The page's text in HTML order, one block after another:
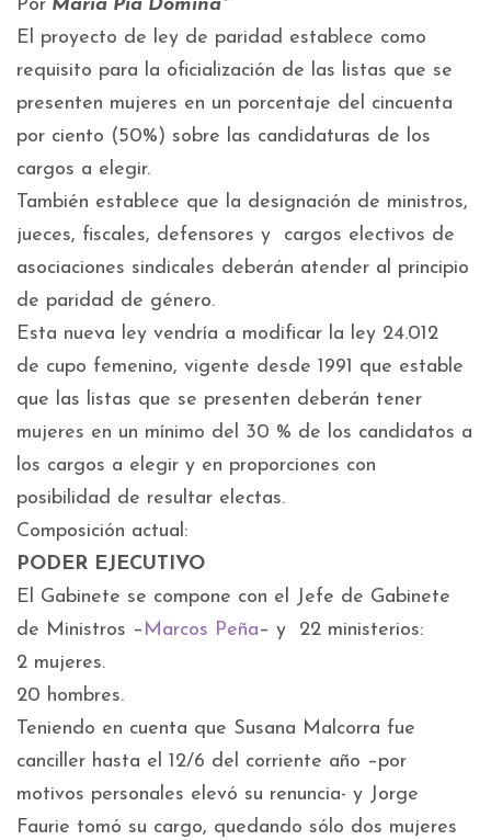
Por María Pía Dómina*
El proyecto de ley de paridad establece como
requisito para la oficialización de las listas que se
presenten mujeres en un porcentaje del cincuenta
por ciento (50%) sobre las candidaturas de los
cargos a elegir.
También establece que la designación de ministros,
jueces, fiscales, defensores y cargos electivos de
asociaciones sindicales deberán atender al principio
de paridad de género.
Esta nueva ley vendría a modificar la ley 24.012
de cupo femenino, vigente desde 1991 que estable
que las listas que se presenten deberán tener
mujeres en un mínimo del 30 % de los candidatos a
los cargos a elegir y en proporciones con
posibilidad de resultar electas.
Composición actual:
PODER EJECUTIVO
El Gabinete se compone con el Jefe de Gabinete
de Ministros – Marcos Peña– y 22 ministerios:
2 mujeres.
20 hombres.
Teniendo en cuenta que Susana Malcorra fue
canciller hasta el 12/6 del corriente año –por
motivos personales elevó su renuncia- y Jorge
Faurie tomó su cargo, quedando sólo dos mujeres